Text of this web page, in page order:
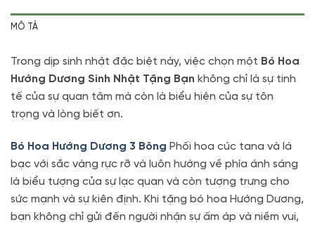
MÔ TẢ
Trong dịp sinh nhật đặc biệt này, việc chọn một Bó Hoa
Hướng Dương Sinh Nhật Tặng Bạn không chỉ là sự tinh
tế của sự quan tâm mà còn là biểu hiện của sự tôn
trọng và lòng biết ơn.
Bó Hoa Hướng Dương 3 Bông Phối hoa cúc tana và lá
bạc với sắc vàng rực rỡ và luôn hướng về phía ánh sáng
là biểu tượng của sự lạc quan và còn tượng trưng cho
sức mạnh và sự kiên định. Khi tặng bó hoa Hướng Dương,
bạn không chỉ gửi đến người nhận sự ấm áp và niềm vui,